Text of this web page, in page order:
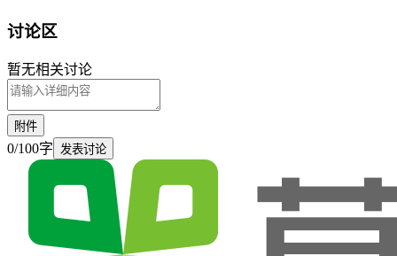
讨论区
暂无相关讨论
附件
0/100字 发表讨论